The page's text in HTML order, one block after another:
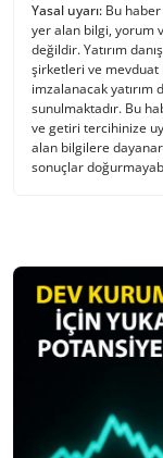
Yasal uyarı: Bu
yer alan bilgi, yorum
değildir. Yatırım
şirketleri ve mevduat
imzalanacak yatırım
sunulmaktadır. Bu
ve getiri tercihinize
alan bilgilere
sonuçlar